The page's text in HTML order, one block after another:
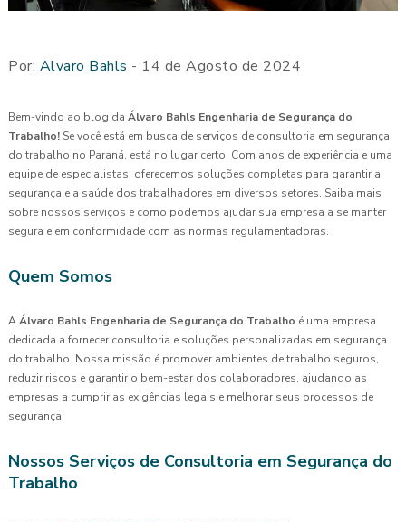
Por: Alvaro Bahls - 14 de Agosto de 2024
Bem-vindo ao blog da Álvaro Bahls Engenharia de Segurança do
Trabalho! Se você está em busca de serviços de consultoria em segurança
do trabalho no Paraná, está no lugar certo. Com anos de experiência e uma
equipe de especialistas, oferecemos soluções completas para garantir a
segurança e a saúde dos trabalhadores em diversos setores. Saiba mais
sobre nossos serviços e como podemos ajudar sua empresa a se manter
segura e em conformidade com as normas regulamentadoras.
Quem Somos
AÁlvaro Bahls Engenharia de Segurança do Trabalho é uma empresa
dedicada a fornecer consultoria e soluções personalizadas em segurança
do trabalho. Nossa missão é promover ambientes de trabalho seguros,
reduzir riscos e garantir o bem-estar dos colaboradores, ajudando as
empresas a cumprir as exigências legais e melhorar seus processos de
segurança.
Nossos Serviços de Consultoria em Segurança do
Trabalho